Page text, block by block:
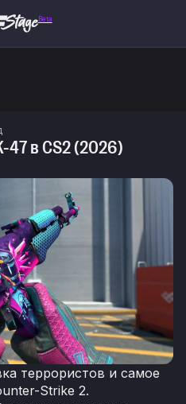
Beta
в CS2 (2026)
террористов и самое
Strike 2.